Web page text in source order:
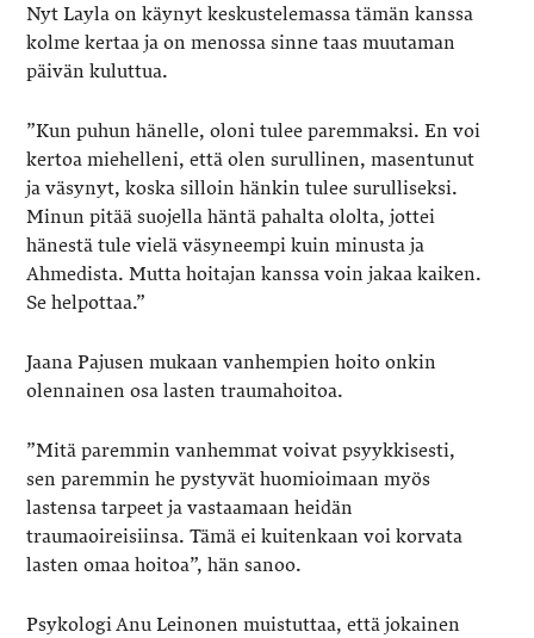
Nyt Layla on käynyt keskustelemassa tämän kanssa
kolme kertaa ja on menossa sinne taas muutaman
päivän kuluttua.
”Kun puhun hänelle, oloni tulee paremmaksi. En voi
kertoa miehelleni, että olen surullinen, masentunut
ja väsynyt, koska silloin hänkin tulee surulliseksi.
Minun pitää suojella häntä pahalta ololta, jottei
hänestä tule vielä väsyneempi kuin minusta ja
Ahmedista. Mutta hoitajan kanssa voin jakaa kaiken.
Se helpottaa.”
Jaana Pajusen mukaan vanhempien hoito onkin
olennainen osa lasten traumahoitoa.
”Mitä paremmin vanhemmat voivat psyykkisesti,
sen paremmin he pystyvät huomioimaan myös
lastensa tarpeet ja vastaamaan heidän
traumaoireisiinsa. Tämä ei kuitenkaan voi korvata
lasten omaa hoitoa”, hän sanoo.
Psykologi Anu Leinonen muistuttaa, että jokainen